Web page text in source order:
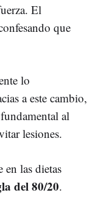
El
que
lo
a este cambio,
al
lesiones.
las dietas
del 80/20.